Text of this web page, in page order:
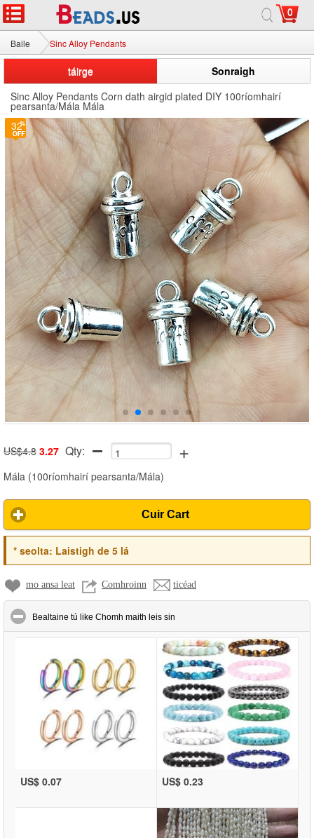
0
Baile Sinc Alloy Pendants
táirge
Sonraigh
Sinc Alloy Pendants Corn dath airgid plated DIY 100ríomhairí
pearsanta/Mála Mála
32
US$4.8 3.27 Qty: +
Mála (100ríomhairí pearsanta/Mála)
Cuir Cart
*seolta: Laistigh de 5 lá
mo ansa leat Comhroinn ticéad
Bealtaine tú like Chomh maith leis sin
US$ 0.07 US$ 0.23